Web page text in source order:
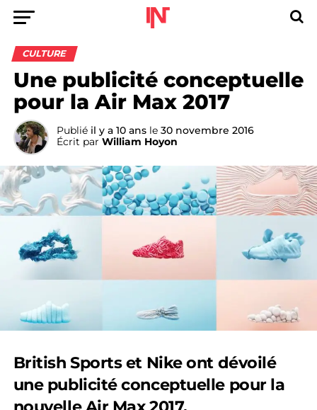
CULTURE
Une publicité conceptuelle
pour la Air Max 2017
Publié il y a 10 ans le 30 novembre 2016
Écrit par William Hoyon
British Sports et Nike ont dévoilé
une publicité conceptuelle pour la